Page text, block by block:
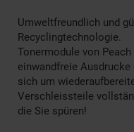
Umweltfreundlich und
Recyclingtechnologie.
Tonermodule von
einwandfreie
sich um
Verschleissteile
die Sie spüren!